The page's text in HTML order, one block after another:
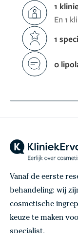
1
En 1
1
0
Vanaf de eerste
behandeling: wij
cosmetische
keuze te maken